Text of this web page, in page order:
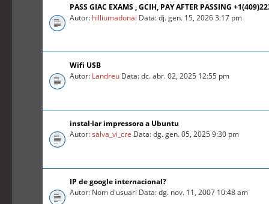
PASS GIAC EXAMS , GCIH, PAY AFTER PASSING
Autor: hilliumadonai Data: dj. gen. 15, 2026 3:17 pm
Wifi USB
Autor: Landreu Data: dc. abr. 02, 2025 12:55 pm
instal·lar impressora a Ubuntu
Autor:salva_vi_cre Data: dg. gen. 05, 2025 9:30 pm
IP de google internacional?
Autor: Nom d'usuari Data: dg. nov. 11, 2007 10:48 am